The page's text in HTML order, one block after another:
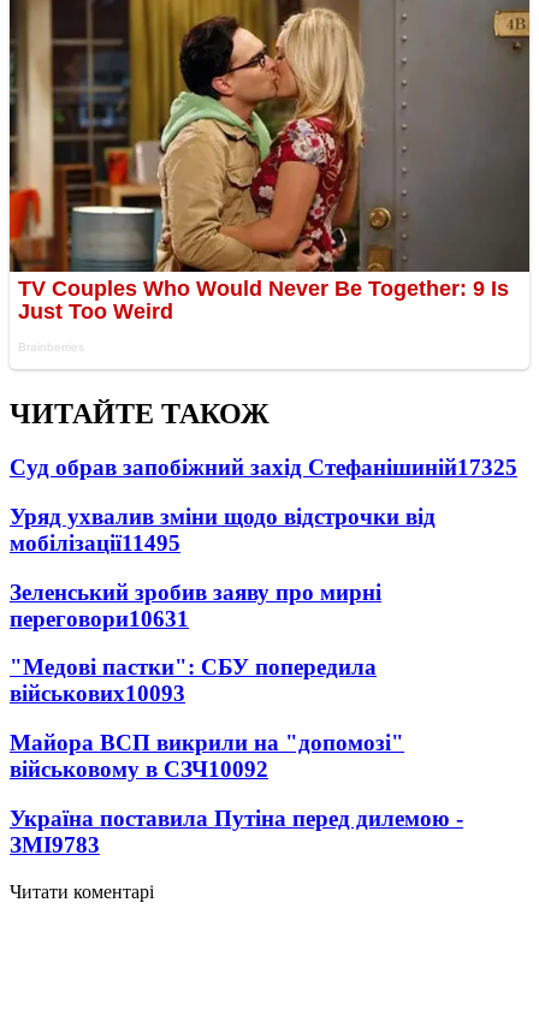
ЧИТАЙТЕ ТАКОЖ
Суд обрав запобіжний захід Стефанішиній17325
Уряд ухвалив зміни щодо відстрочки від
мобілізації11495
Зеленський зробив заяву про мирні
переговори10631
"Медові пастки": СБУ попередила
військових10093
Майора ВСП викрили на "допомозі"
військовому в СЗЧ10092
Україна поставила Путіна перед дилемою -
ЗМІ9783
Читати коментарі